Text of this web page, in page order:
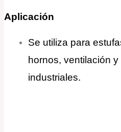
Aplicación
Se utiliza para
hornos, ventilación
industriales.